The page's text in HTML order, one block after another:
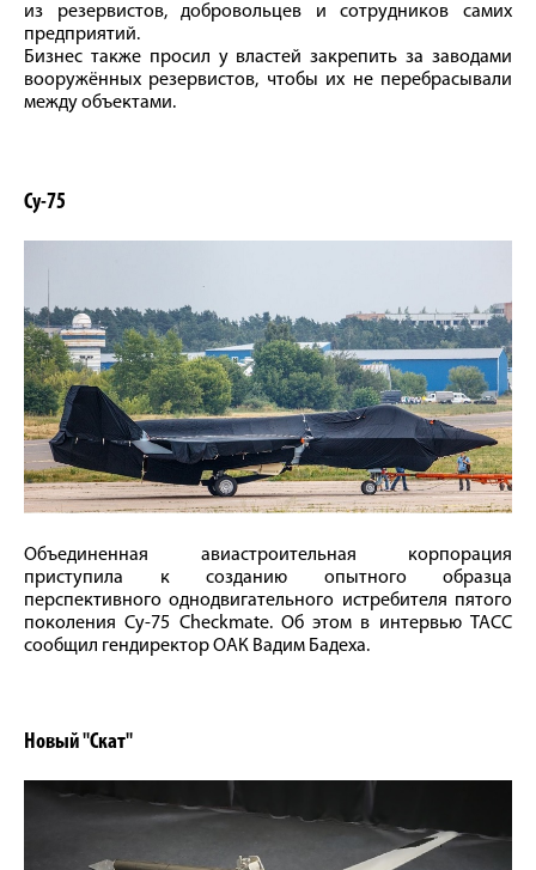
из резервистов, добровольцев и сотрудников самих
предприятий.
Бизнес также просил у властей закрепить за заводами
вооружённых резервистов, чтобы их не перебрасывали
между объектами.
Су-75
Объединенная авиастроительная корпорация
приступила к созданию опытного образца
перспективного однодвигательного истребителя пятого
поколения Су-75 Checkmate. Об этом в интервью ТАСС
сообщил гендиректор ОАК Вадим Бадеха.
Новый "Скат"